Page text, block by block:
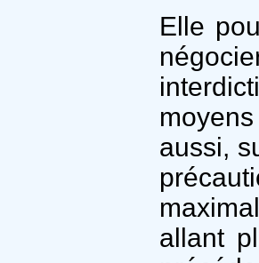
Elle
aussi,
allant